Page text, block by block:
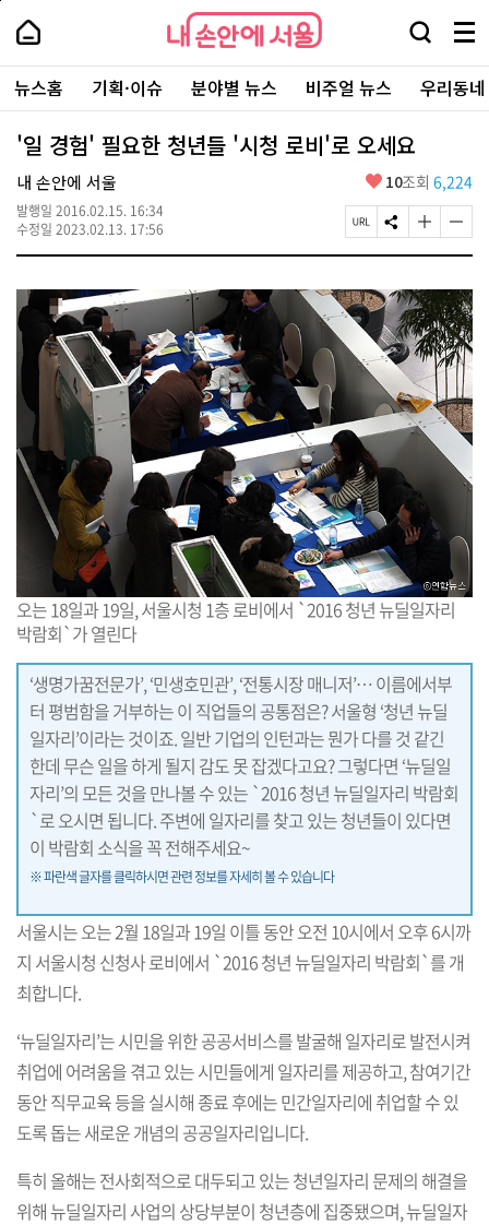
본
로
가
내
손
안
에
서
울
-
서
울
시
대
표
소
포
털
내
손
에
울
검
창
열
기
메
뉴
전
체
보
주
요
서
뉴스홈 기획·이슈 분야별 뉴스 비주얼 뉴스 우리동
'일 경험' 필요한 청년들 '시청 로비'로 오세요
내 손안에 서울
발행일 2016.02.15. 16:34
수정일 2023.02.13. 17:56
좋
요
10조회 6,224
페
이
U
R
L
복
사
S
N
공
유
하
기
글
자
기
크
게
변
경
하
기
글
자
기
작
게
변
경
하
기
오는 18일과 19일, 서울시청 1층 로비에서 `2016 청년 뉴딜일자리
박람회`가 열린다
‘생명가꿈전문가’, ‘민생호민관’, ‘전통시장 매니저’… 이름에서부
터 평범함을 거부하는 이 직업들의 공통점은? 서울형 ‘청년 뉴딜
일자리’이라는 것이죠. 일반 기업의 인턴과는 뭔가 다를 것 같긴
한데 무슨 일을 하게 될지 감도 못 잡겠다고요? 그렇다면 ‘뉴딜일
자리’의 모든 것을 만나볼 수 있는 `2016 청년 뉴딜일자리 박람회
`로 오시면 됩니다. 주변에 일자리를 찾고 있는 청년들이 있다면
이 박람회 소식을 꼭 전해주세요~
※ 파란색 글자를 클릭하시면 관련 정보를 자세히 볼 수 있습니다
서울시는 오는 2월 18일과 19일 이틀 동안 오전 10시에서 오후 6시까
지 서울시청 신청사 로비에서 `2016 청년 뉴딜일자리 박람회`를 개
최합니다.
‘뉴딜일자리’는 시민을 위한 공공서비스를 발굴해 일자리로 발전시켜
취업에 어려움을 겪고 있는 시민들에게 일자리를 제공하고, 참여기간
동안 직무교육 등을 실시해 종료 후에는 민간일자리에 취업할 수 있
도록 돕는 새로운 개념의 공공일자리입니다.
특히 올해는 전사회적으로 대두되고 있는 청년일자리 문제의 해결을
위해 뉴딜일자리 사업의 상당부분이 청년층에 집중됐으며, 뉴딜일자
페
상
단
로